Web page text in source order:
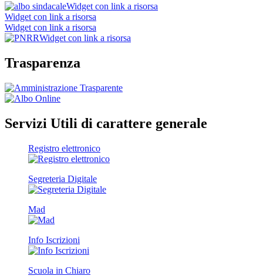
Widget con link a risorsa
Widget con link a risorsa
Widget con link a risorsa
Widget con link a risorsa
Trasparenza
Servizi Utili di carattere generale
Registro elettronico
Segreteria Digitale
Mad
Info Iscrizioni
Scuola in Chiaro